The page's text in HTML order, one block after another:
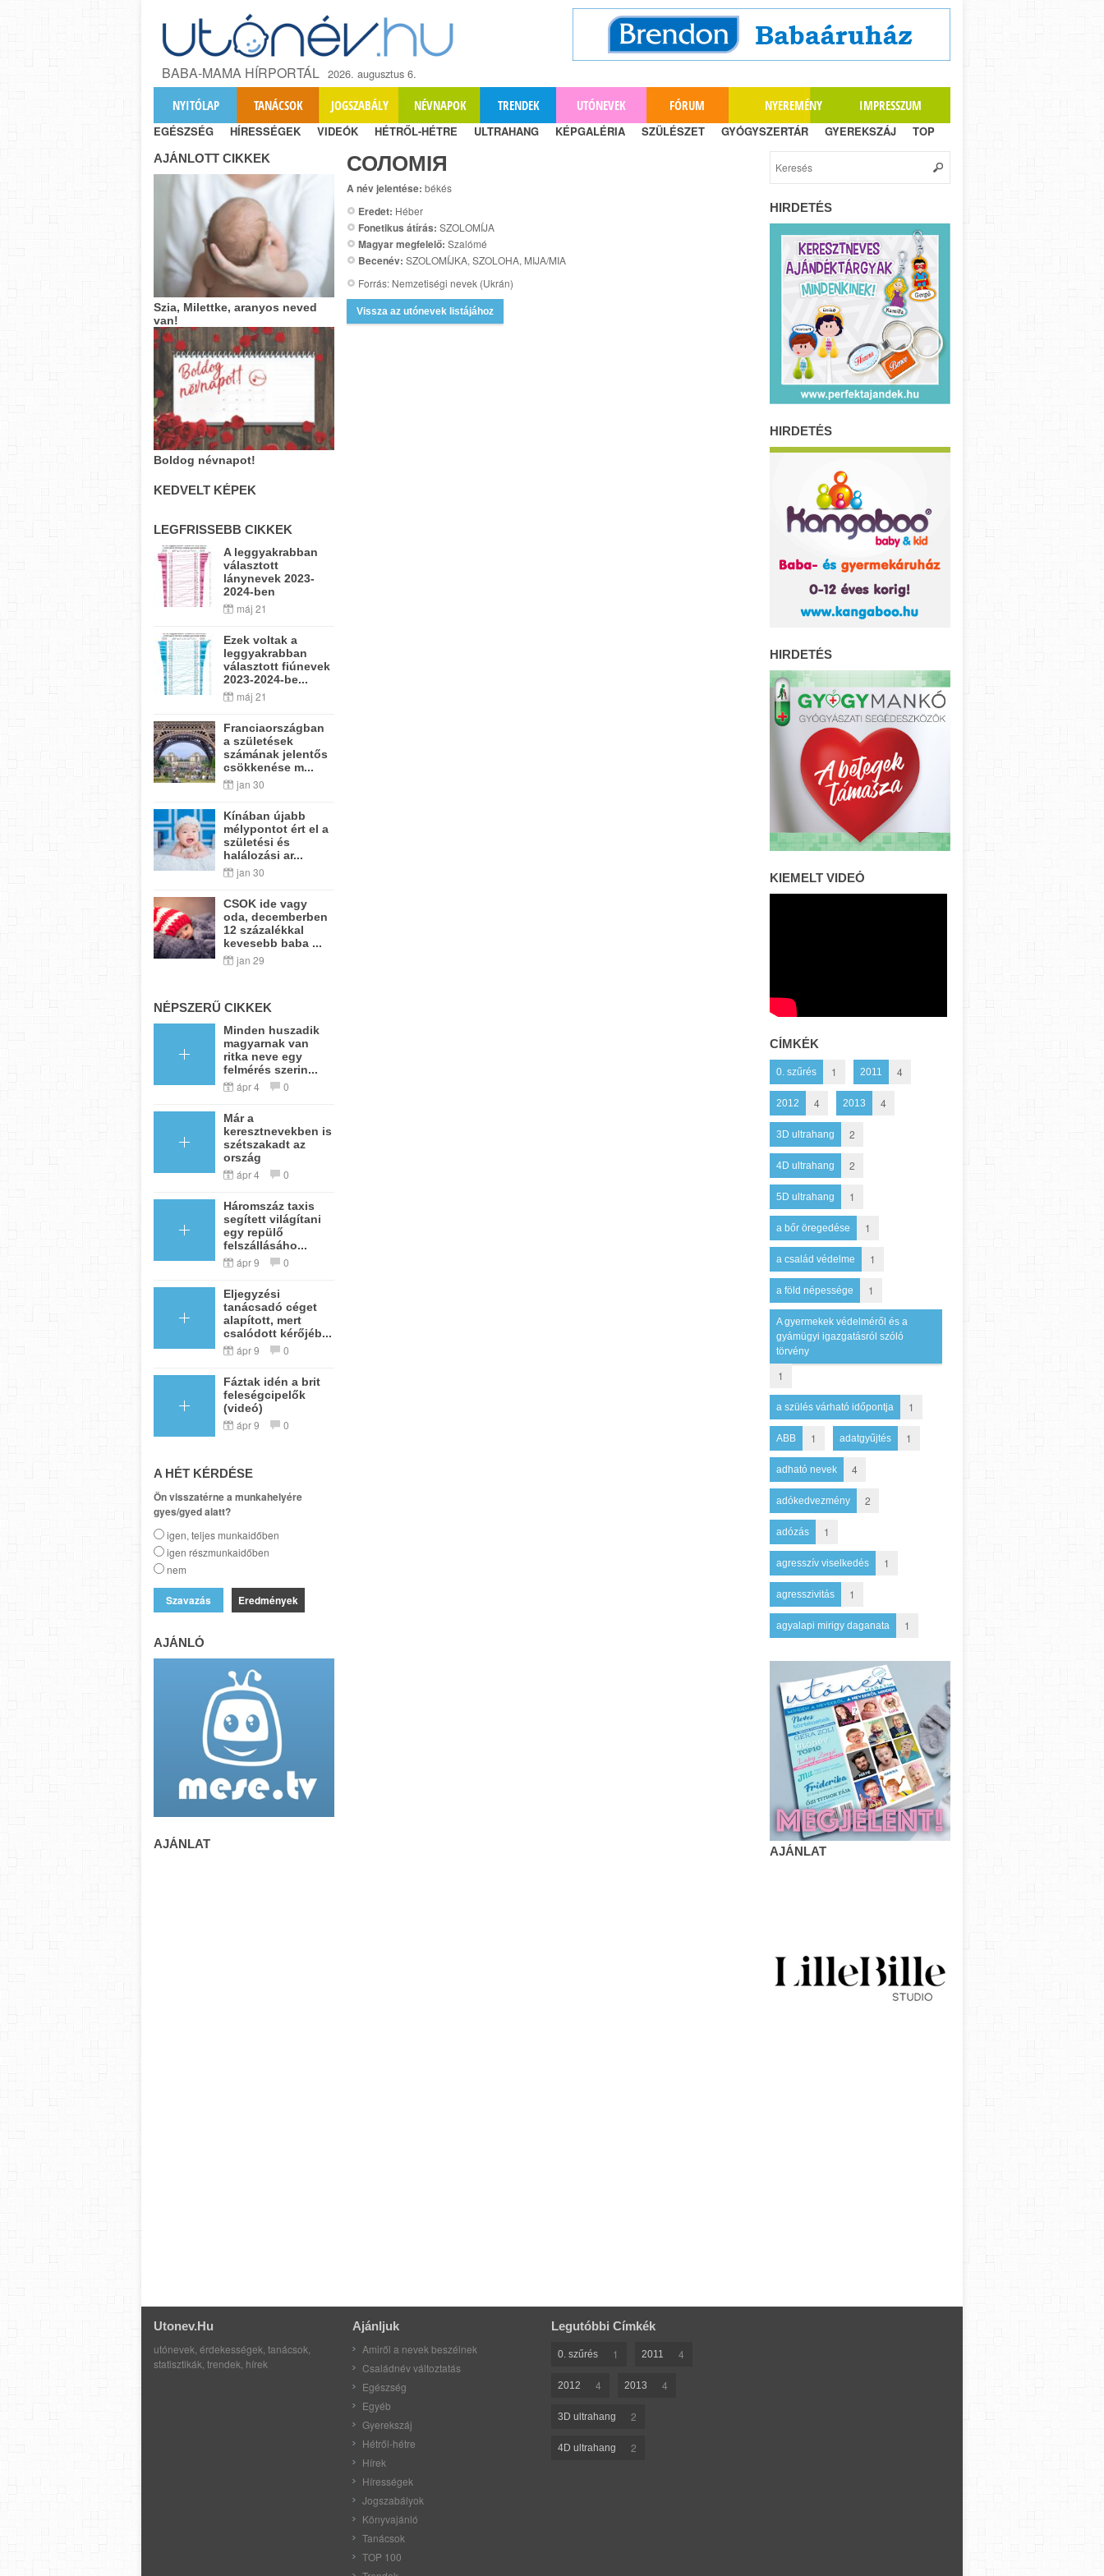
BABA-MAMA HÍRPORTÁL 2026. augusztus 6.
NYITÓLAP TANÁCSOK JOGSZABÁLY NÉVNAPOK TRENDEK UTÓNEVEK FÓRUM NYEREMÉNY IMPRESSZUM
EGÉSZSÉG HÍRESSÉGEK VIDEÓK HÉTRŐL-HÉTRE ULTRAHANG KÉPGALÉRIA SZÜLÉSZET GYÓGYSZERTÁR GYEREKSZÁJ TOP
СОЛОМІЯ
A név jelentése: békés
Eredet: Héber
Fonetikus átírás: SZOLOMÍJA
Magyar megfelelő: Szalómé
Becenév: SZOLOMÍJKA, SZOLOHA, MIJA/MIA
Forrás: Nemzetiségi nevek (Ukrán)
Vissza az utónevek listájához
AJÁNLOTT CIKKEK
Szia, Milettke, aranyos neved
van!
Boldog névnapot!
KEDVELT KÉPEK
LEGFRISSEBB CIKKEK
A leggyakrabban
választott
lánynevek 2023-
2024-ben
máj 21
Ezek voltak a
leggyakrabban
választott fiúnevek
2023-2024-be...
máj 21
Franciaországban
a születések
számának jelentős
csökkenése m...
jan 30
Kínában újabb
mélypontot ért el a
születési és
halálozási ar...
jan 30
CSOK ide vagy
oda, decemberben
12 százalékkal
kevesebb baba ...
jan 29
NÉPSZERŰ CIKKEK
Minden huszadik
magyarnak van
ritka neve egy
felmérés szerin...
ápr 4 0
Már a
keresztnevekben is
szétszakadt az
ország
ápr 4 0
Háromszáz taxis
segített világítani
egy repülő
felszállásáho...
ápr 9 0
Eljegyzési
tanácsadó céget
alapított, mert
csalódott kérőjéb...
ápr 9 0
Fáztak idén a brit
feleségcipelők
(videó)
ápr 9 0
A HÉT KÉRDÉSE
Ön visszatérne a munkahelyére
gyes/gyed alatt?
igen, teljes munkaidőben
igen részmunkaidőben
nem
Eredmények
AJÁNLÓ
AJÁNLAT
HIRDETÉS
HIRDETÉS
HIRDETÉS
KIEMELT VIDEÓ
CÍMKÉK
0. szűrés 1 2011 4
2012 4 2013 4
3D ultrahang 2
4D ultrahang 2
5D ultrahang 1
a bőr öregedése 1
a család védelme 1
a föld népessége 1
A gyermekek védelméről és a
gyámügyi igazgatásról szóló
törvény
1
a szülés várható időpontja 1
ABB 1 adatgyűjtés 1
adható nevek 4
adókedvezmény 2
adózás 1
agresszív viselkedés 1
agresszivitás 1
agyalapi mirigy daganata 1
AJÁNLAT
Utonev.hu
utónevek, érdekességek, tanácsok,
statisztikák, trendek, hírek
Ajánljuk
Amiről a nevek beszélnek
Családnév változtatás
Egészség
Egyéb
Gyerekszáj
Hétről-hétre
Hírek
Hírességek
Jogszabályok
Könyvajánló
Tanácsok
TOP 100
Legutóbbi Címkék
0. szűrés 1 2011 4
2012 4 2013 4
3D ultrahang 2
4D ultrahang 2